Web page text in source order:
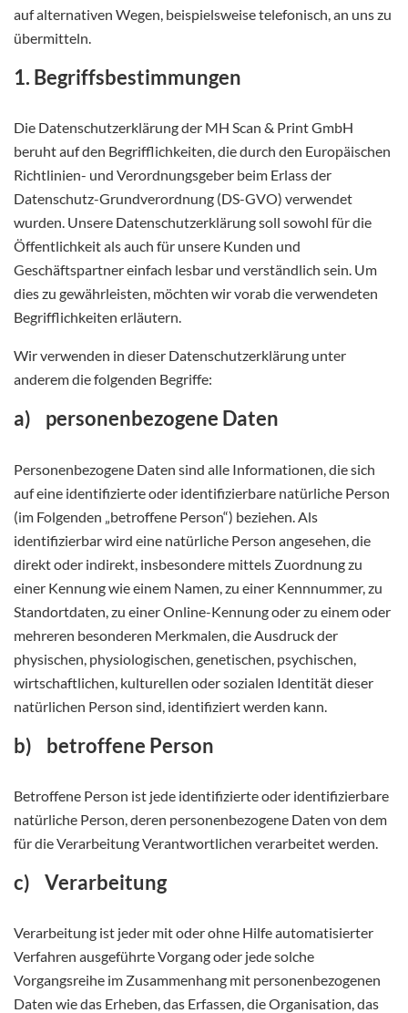
auf alternativen Wegen, beispielsweise telefonisch, an uns zu
übermitteln.
1. Begriffsbestimmungen
Die Datenschutzerklärung der MH Scan & Print GmbH
beruht auf den Begrifflichkeiten, die durch den Europäischen
Richtlinien- und Verordnungsgeber beim Erlass der
Datenschutz-Grundverordnung (DS-GVO) verwendet
wurden. Unsere Datenschutzerklärung soll sowohl für die
Öffentlichkeit als auch für unsere Kunden und
Geschäftspartner einfach lesbar und verständlich sein. Um
dies zu gewährleisten, möchten wir vorab die verwendeten
Begrifflichkeiten erläutern.
Wir verwenden in dieser Datenschutzerklärung unter
anderem die folgenden Begriffe:
a) personenbezogene Daten
Personenbezogene Daten sind alle Informationen, die sich
auf eine identifizierte oder identifizierbare natürliche Person
(im Folgenden „betroffene Person“) beziehen. Als
identifizierbar wird eine natürliche Person angesehen, die
direkt oder indirekt, insbesondere mittels Zuordnung zu
einer Kennung wie einem Namen, zu einer Kennnummer, zu
Standortdaten, zu einer Online-Kennung oder zu einem oder
mehreren besonderen Merkmalen, die Ausdruck der
physischen, physiologischen, genetischen, psychischen,
wirtschaftlichen, kulturellen oder sozialen Identität dieser
natürlichen Person sind, identifiziert werden kann.
b) betroffene Person
Betroffene Person ist jede identifizierte oder identifizierbare
natürliche Person, deren personenbezogene Daten von dem
für die Verarbeitung Verantwortlichen verarbeitet werden.
c) Verarbeitung
Verarbeitung ist jeder mit oder ohne Hilfe automatisierter
Verfahren ausgeführte Vorgang oder jede solche
Vorgangsreihe im Zusammenhang mit personenbezogenen
Daten wie das Erheben, das Erfassen, die Organisation, das